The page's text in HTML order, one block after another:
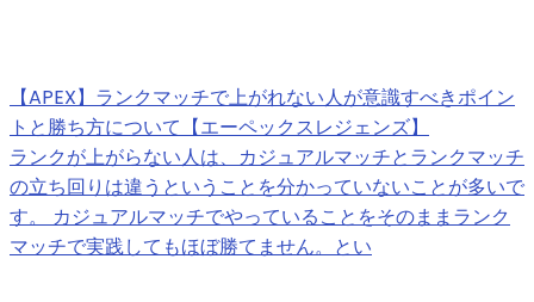
【APEX】ランクマッチで上がれない人が意識すべきポイン
トと勝ち方について【エーペックスレジェンズ】
ランクが上がらない人は、カジュアルマッチとランクマッチ
の立ち回りは違うということを分かっていないことが多いで
す。 カジュアルマッチでやっていることをそのままランク
マッチで実践してもほぼ勝てません。とい